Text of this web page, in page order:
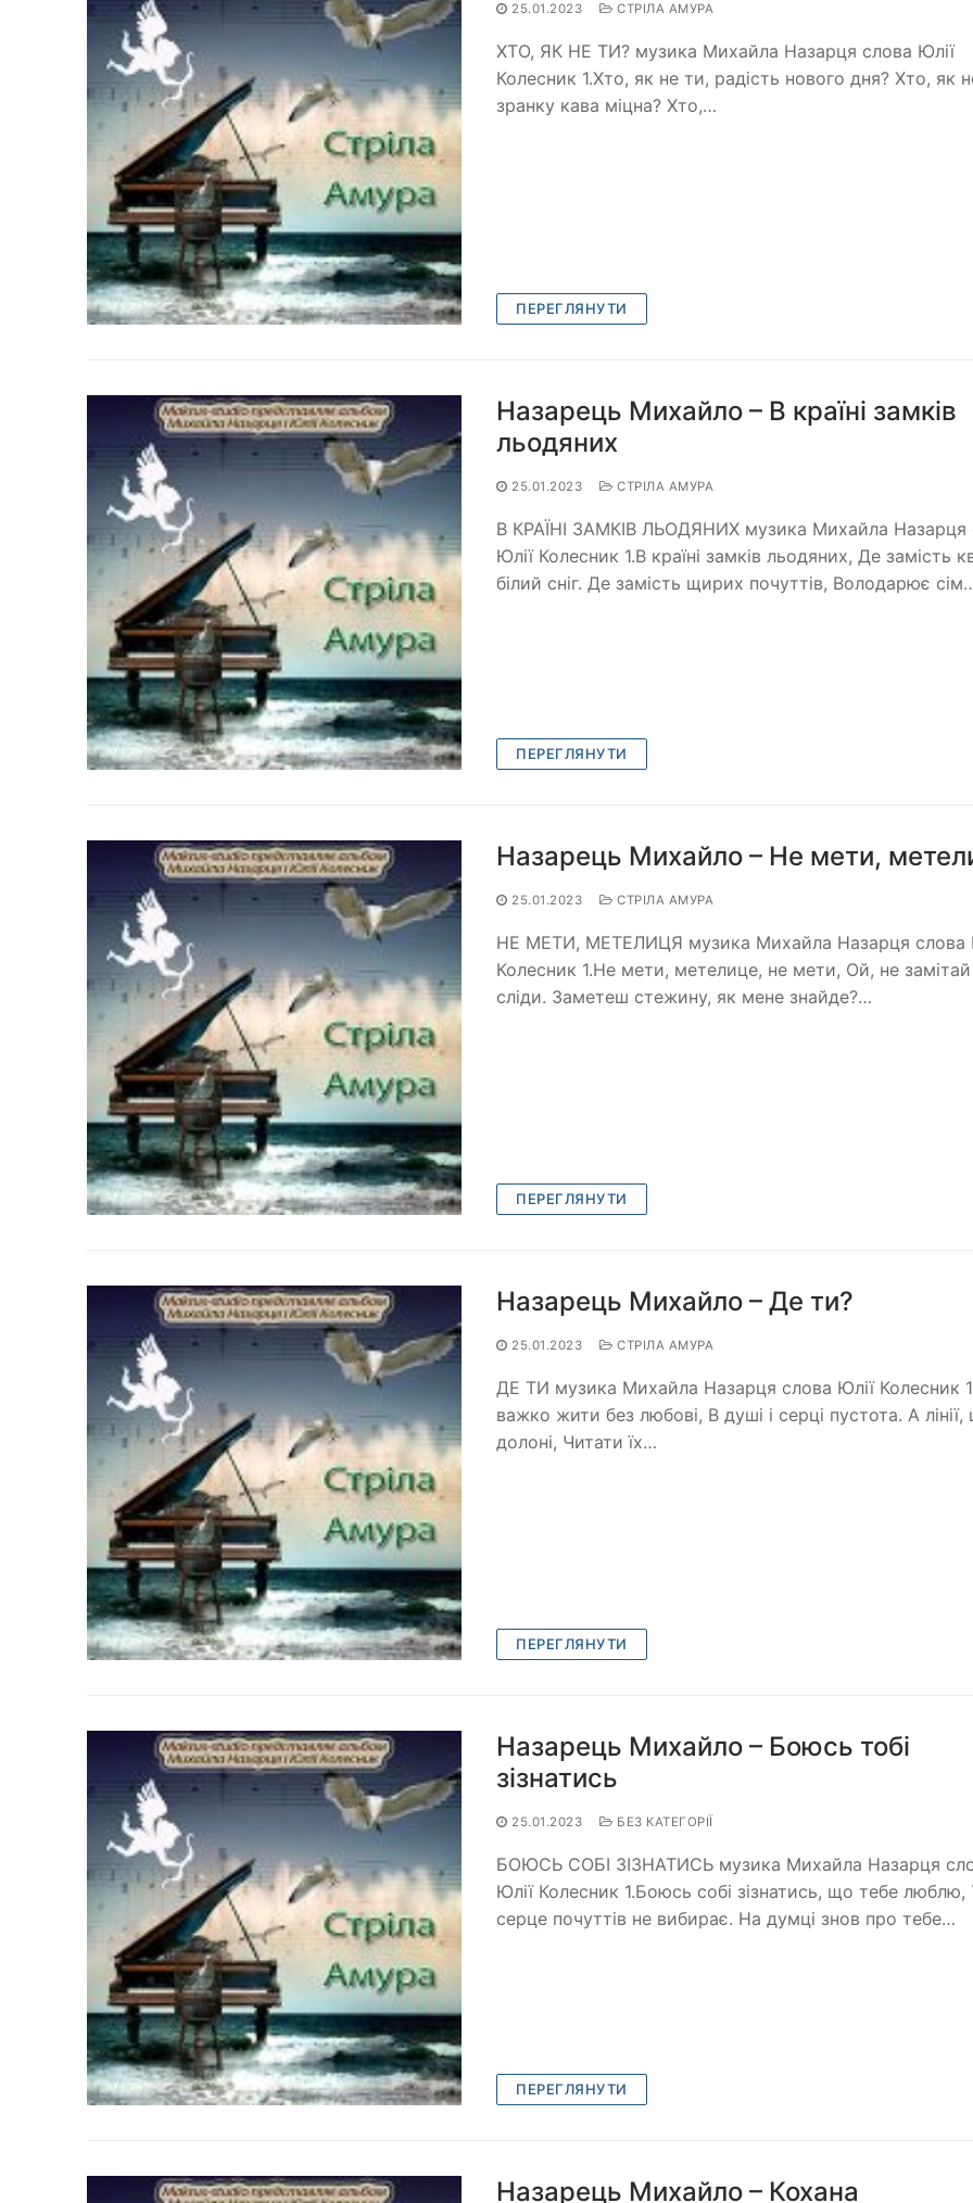
25.01.2023 СТРІЛА АМУРА
ХТО, ЯК НЕ ТИ? музика Михайла Назарця слова Юлії
Колесник 1.Хто, як не ти, радість нового дня? Хто, як
зранку кава міцна? Хто,…
ПЕРЕГЛЯНУТИ
Назарець Михайло – В країні замків
льодяних
25.01.2023 СТРІЛА АМУРА
В КРАЇНІ ЗАМКІВ ЛЬОДЯНИХ музика Михайла Назарця
Юлії Колесник 1.В країні замків льодяних, Де замість
білий сніг. Де замість щирих почуттів, Володарює
ПЕРЕГЛЯНУТИ
Назарець Михайло – Не мети,
25.01.2023 СТРІЛА АМУРА
НЕ МЕТИ, МЕТЕЛИЦЯ музика Михайла Назарця слова
Колесник 1.Не мети, метелице, не мети, Ой, не замітай
сліди. Заметеш стежину, як мене знайде?…
ПЕРЕГЛЯНУТИ
Назарець Михайло – Де ти?
25.01.2023 СТРІЛА АМУРА
ДЕ ТИ музика Михайла Назарця слова Юлії Колесник
важко жити без любові, В душі і серці пустота. А
долоні, Читати їх…
ПЕРЕГЛЯНУТИ
Назарець Михайло – Боюсь тобі
зізнатись
25.01.2023 БЕЗ КАТЕГОРІЇ
БОЮСЬ СОБІ ЗІЗНАТИСЬ музика Михайла Назарця
Юлії Колесник 1.Боюсь собі зізнатись, що тебе люблю,
серце почуттів не вибирає. На думці знов про тебе…
ПЕРЕГЛЯНУТИ
Назарець Михайло – Кохана